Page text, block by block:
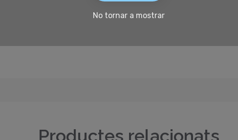
No tornar a mostrar
Productes relacionats